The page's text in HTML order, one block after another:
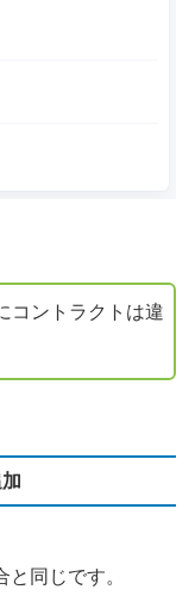
コントラクトは違
同じです。